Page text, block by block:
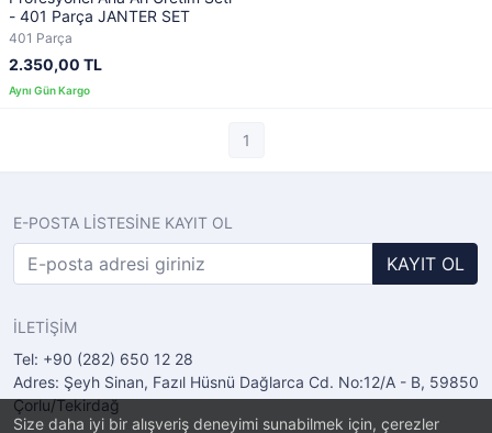
Size daha iyi bir alışveriş deneyimi sunabilmek için, çerezler
- 401 Parça JANTER SET
401 Parça
2.350,00 TL
1
E-POSTA LİSTESİNE KAYIT OL
KAYIT OL
İLETİŞİM
Tel: +90 (282) 650 12 28
Adres: Şeyh Sinan, Fazıl Hüsnü Dağlarca Cd. No:12/A - B, 59850
Çorlu/Tekirdağ